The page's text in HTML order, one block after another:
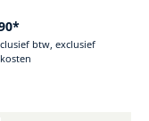
btw, exclusief